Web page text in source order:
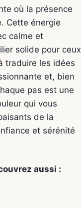
où la présence
Cette énergie
calme et
solide pour ceux
traduire les idées
et, bien
pas est une
qui vous
de la
et sérénité
aussi :